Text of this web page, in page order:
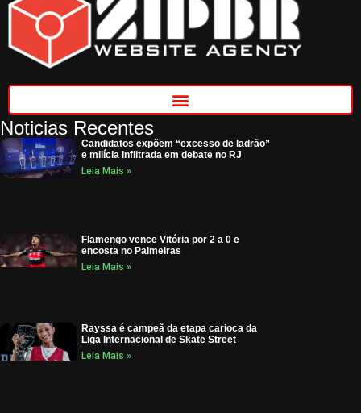
Noticias Recentes
Candidatos expõem “excesso de ladrão”
e milícia infiltrada em debate no RJ
Leia Mais »
Flamengo vence Vitória por 2 a 0 e
encosta no Palmeiras
Leia Mais »
Rayssa é campeã da etapa carioca da
Liga Internacional de Skate Street
Leia Mais »